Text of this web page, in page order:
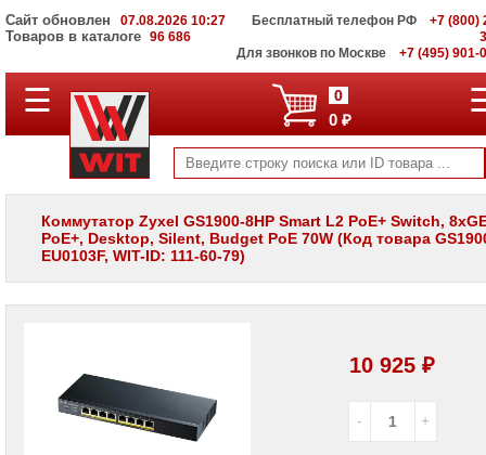
Сайт обновлен 07.08.2026 10:27
Товаров в каталоге 96 686
Бесплатный телефон РФ
+7 (800)
Для звонков по Москве
+7 (495) 901-
ПОЛНЫЙ
КАТАЛОГ
Корпоративные
серверы
WIT
Системы
хранения
данных
панели
☰ 0
0 ₽
Коммутатор Zyxel GS1900-8HP Smart L2 PoE+ Switch,
PoE+, Desktop, Silent, Budget PoE 70W (Код товара
EU0103F, WIT-ID: 111-60-79)
10 925 ₽